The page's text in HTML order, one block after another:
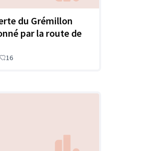
du Grémillon
par la route de
16